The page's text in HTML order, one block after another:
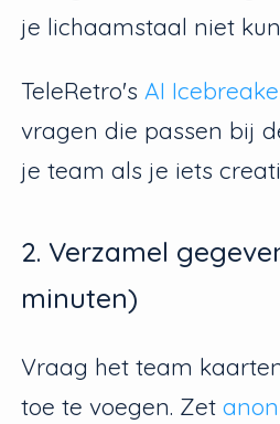
je lichaamstaal niet
TeleRetro'sAI
vragen die passen bij
je team als je iets
2. Verzamel
minuten)
Vraag het team
toe te voegen. Zet